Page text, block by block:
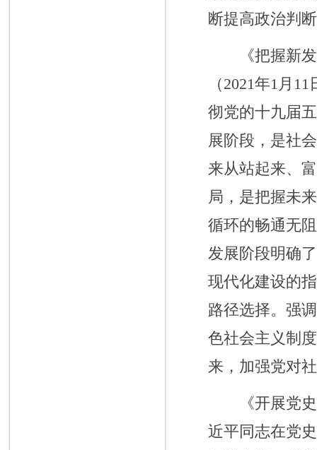
断提高政治判
《把握新发
（2021年1月
彻党的十九届
展阶段，是社
来从站起来、
局，是把握未
循环的畅通无
发展阶段明确
现代化建设的
路径选择。强
色社会主义制
来，加强党对
《开展党史
近平同志在党